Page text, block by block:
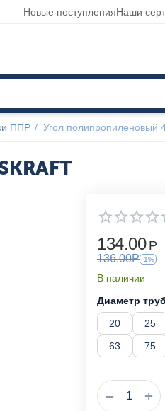
Новые поступленияНаши
ППР / Угол полипропиленовый
134.00 Р
136.00Р -1%
В наличии
Диаметр
20
25
63
75
+
−